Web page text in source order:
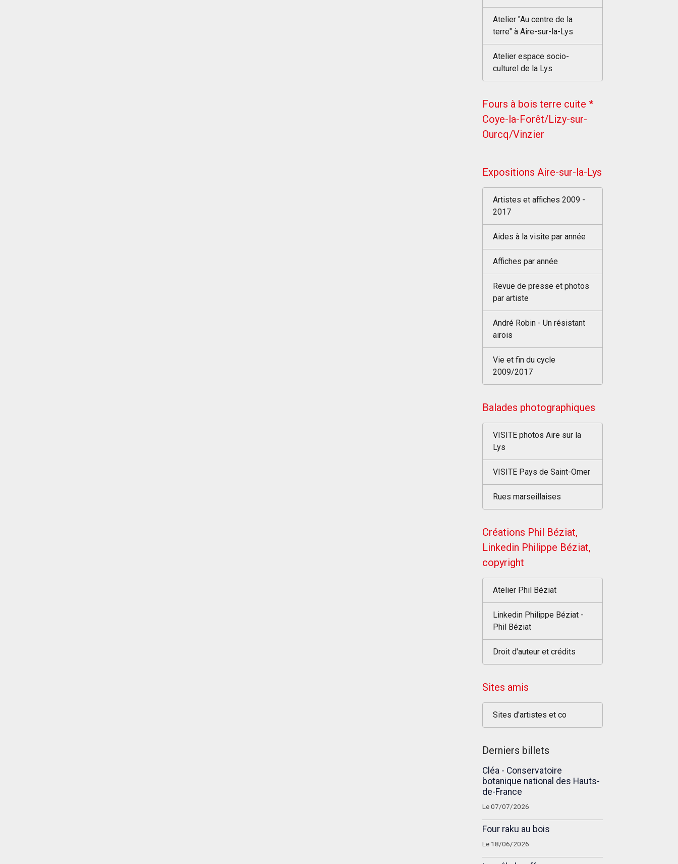
Atelier "Au centre de la
terre" à Aire-sur-la-Lys
Atelier espace socio-
culturel de la Lys
Fours à bois terre cuite *
Coye-la-Forêt/Lizy-sur-
Ourcq/Vinzier
Expositions Aire-sur-la-Lys
Artistes et affiches 2009 -
2017
Aides à la visite par année
Affiches par année
Revue de presse et photos
par artiste
André Robin - Un résistant
airois
Vie et fin du cycle
2009/2017
Balades photographiques
VISITE photos Aire sur la
Lys
VISITE Pays de Saint-Omer
Rues marseillaises
Créations Phil Béziat,
Linkedin Philippe Béziat,
copyright
Atelier Phil Béziat
Linkedin Philippe Béziat -
Phil Béziat
Droit d'auteur et crédits
Sites amis
Sites d'artistes et co
Derniers billets
Cléa - Conservatoire
botanique national des Hauts-
de-France
Le 07/07/2026
Four raku au bois
Le 18/06/2026